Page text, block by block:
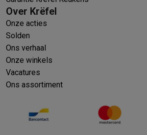
Over Krëfel
Onze acties
Solden
Ons verhaal
Onze winkels
Vacatures
Ons assortiment